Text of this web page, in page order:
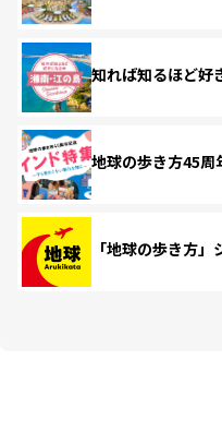
知れば知るほど好
地球の歩き方45周
「地球の歩き方